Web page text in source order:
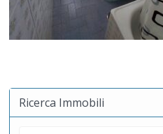
Ricerca Immobili